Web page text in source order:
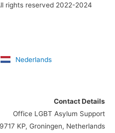
rights reserved 2022-2024
Nederlands
Contact Details
Office LGBT Asylum Support
KP, Groningen, Netherlands